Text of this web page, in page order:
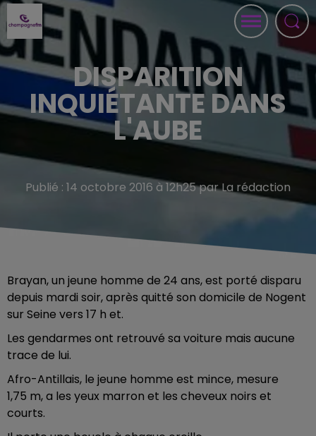
DISPARITION
INQUIÉTANTE DANS
L'AUBE
Publié : 14 octobre 2016 à 12h25 par La rédaction
Brayan, un jeune homme de 24 ans, est porté disparu
depuis mardi soir, après quitté son domicile de Nogent
sur Seine vers 17 h et.
Les gendarmes ont retrouvé sa voiture mais aucune
trace de lui.
Afro-Antillais, le jeune homme est mince, mesure
1,75 m, a les yeux marron et les cheveux noirs et
courts.